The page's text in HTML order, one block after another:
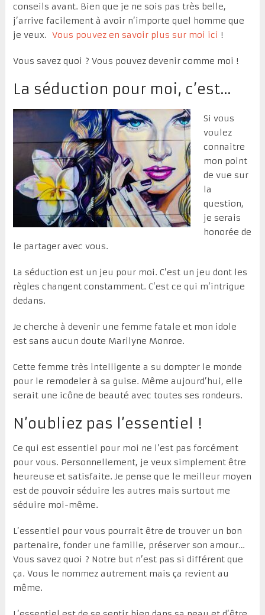
conseils avant. Bien que je ne sois pas très belle,
j’arrive facilement à avoir n’importe quel homme que
je veux. Vous pouvez en savoir plus sur moi ici !
Vous savez quoi ? Vous pouvez devenir comme moi !
La séduction pour moi, c’est…
Si vous
voulez
connaitre
mon point
de vue sur
la
question,
je serais
honorée de
le partager avec vous.
La séduction est un jeu pour moi. C’est un jeu dont les
règles changent constamment. C’est ce qui m’intrigue
dedans.
Je cherche à devenir une femme fatale et mon idole
est sans aucun doute Marilyne Monroe.
Cette femme très intelligente a su dompter le monde
pour le remodeler à sa guise. Même aujourd’hui, elle
serait une icône de beauté avec toutes ses rondeurs.
N’oubliez pas l’essentiel !
Ce qui est essentiel pour moi ne l’est pas forcément
pour vous. Personnellement, je veux simplement être
heureuse et satisfaite. Je pense que le meilleur moyen
est de pouvoir séduire les autres mais surtout me
séduire moi-même.
L’essentiel pour vous pourrait être de trouver un bon
partenaire, fonder une famille, préserver son amour…
Vous savez quoi ? Notre but n’est pas si différent que
ça. Vous le nommez autrement mais ça revient au
même.